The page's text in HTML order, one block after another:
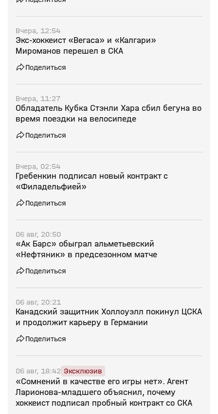
Вчера, 12:54
Экс‑хоккеист «Вегаса» и «Калгари»
Мироманов перешел в СКА
Поделиться
Вчера, 11:27
Обладатель Кубка Стэнли Хара сбил бегуна во
время поездки на велосипеде
Поделиться
Вчера, 02:54
Гребенкин подписал новый контракт с
«Филадельфией»
Поделиться
06 авг, 20:50
«Ак Барс» обыграл альметьевский
«Нефтяник» в предсезонном матче
Поделиться
06 авг, 20:21
Канадский защитник Холлоуэлл покинул ЦСКА
и продолжит карьеру в Германии
Поделиться
06 авг, 18:42 Эксклюзив
«Сомнений в качестве его игры нет». Агент
Ларионова‑младшего объяснил, почему
хоккеист подписал пробный контракт со СКА